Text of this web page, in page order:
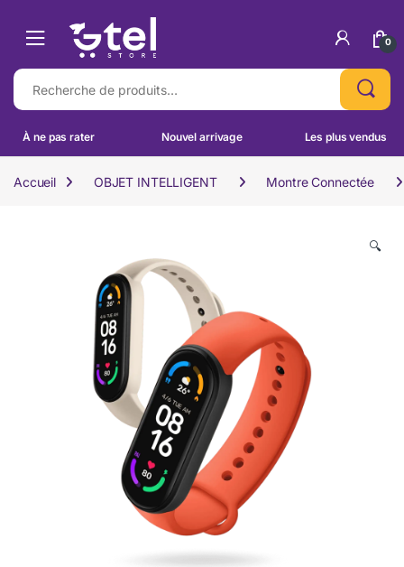
0
Recherche pour :
À ne pas rater Nouvel arrivage Les plus vendus
Accueil OBJET INTELLIGENT Montre Connectée
🔍